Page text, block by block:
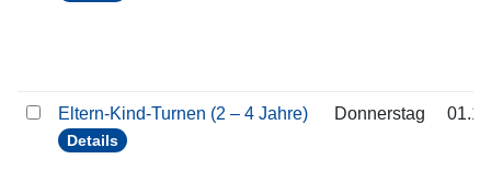
Eltern-Kind-Turnen (2 – 4 Jahre)
Details
Donnerstag